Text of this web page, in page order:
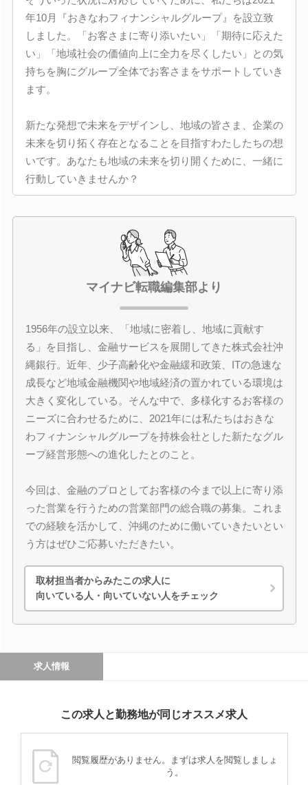
年10月『おきなわフィナンシャルグループ』を設立致
しました。「お客さまに寄り添いたい」「期待に応えた
い」「地域社会の価値向上に全力を尽くしたい」との気
持ちを胸にグループ全体でお客さまをサポートしていき
ます。
新たな発想で未来をデザインし、地域の皆さま、企業の
未来を切り拓く存在となることを目指すわたしたちの想
いです。あなたも地域の未来を切り開くために、一緒に
行動していきませんか？
マイナビ転職編集部より
1956年の設立以来、「地域に密着し、地域に貢献す
る」を目指し、金融サービスを展開してきた株式会社沖
縄銀行。近年、少子高齢化や金融緩和政策、ITの急速な
成長など地域金融機関や地域経済の置かれている環境は
大きく変化している。そんな中で、多様化するお客様の
ニーズに合わせるために、2021年には私たちはおきな
わフィナンシャルグループを持株会社とした新たなグル
ープ経営形態への進化したとのこと。
今回は、金融のプロとしてお客様の今まで以上に寄り添
った営業を行うための営業部門の総合職の募集。これま
での経験を活かして、沖縄のために働いていきたいとい
う方はぜひご応募いただきたい。
取材担当者からみたこの求人に
向いている人・向いていない人をチェック
求人情報
この求人と勤務地が同じオススメ求人
閲覧履歴がありません。まずは求人を閲覧しましょ
う。